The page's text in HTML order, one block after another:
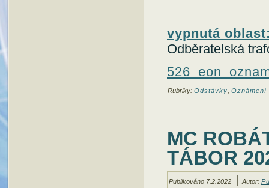
vypnutá
Odběratelská
Rubriky: Odstávky, Oznámení
MC
TÁBOR
Publikováno 7.2.2022 |Autor: